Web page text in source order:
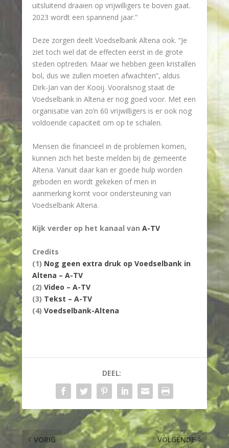
uitsluitend draaien op vrijwilligers te boven gaat.
2023 wordt een spannend jaar.”
Deze zorgen deelt Voedselbank Altena ook. “Je
ziet toch wel dat de effecten eerst in de grote
steden optreden. Maar we hebben geen kristallen
bol, dus we zullen moeten afwachten”, aldus
Dirk-Jan van der Kooij. Vooralsnog staat de
Voedselbank in Altena er nog goed voor. Met een
organisatie van zo’n 60 vrijwilligers is er ook nog
voldoende capaciteit om op te schalen.
Mensen die financieel in de problemen komen,
kunnen zich het beste melden bij de gemeente
Altena. Vanuit daar kan er goede hulp worden
geboden en wordt gekeken of men in
aanmerking komt voor ondersteuning van
Voedselbank Altena.
Kijk verder op het kanaal van A-TV
Credits
(1) Nog geen extra druk op Voedselbank in
Altena – A-TV
(2) Video – A-TV
(3) Tekst – A-TV
(4) Voedselbank-Altena
DEEL:
VORIG VOLGENDE